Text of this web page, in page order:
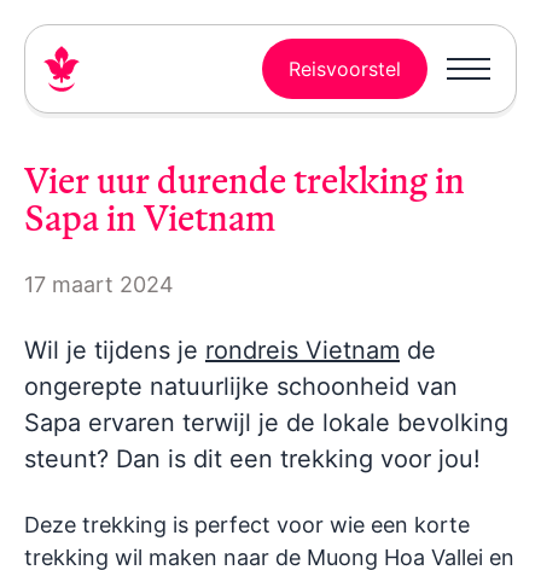
Reisvoorstel
Vier uur durende trekking in
Sapa in Vietnam
17 maart 2024
Wil je tijdens je rondreis Vietnam de
ongerepte natuurlijke schoonheid van
Sapa ervaren terwijl je de lokale bevolking
steunt? Dan is dit een trekking voor jou!
Deze trekking is perfect voor wie een korte
trekking wil maken naar de Muong Hoa Vallei en